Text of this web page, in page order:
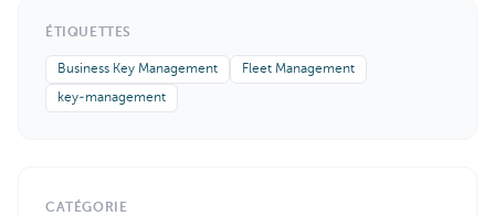
ÉTIQUETTES
Business Key Management Fleet Management
key-management
CATÉGORIE